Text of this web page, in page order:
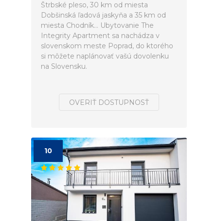
Štrbské pleso, 30 km od miesta
Dobšinská ľadová jaskyňa a 35 km od
miesta Chodník... Ubytovanie The
Integrity Apartment sa nachádza v
slovenskom meste Poprad, do ktorého
si môžete naplánovať vašú dovolenku
na Slovensku.
OVERIŤ DOSTUPNOSŤ
10